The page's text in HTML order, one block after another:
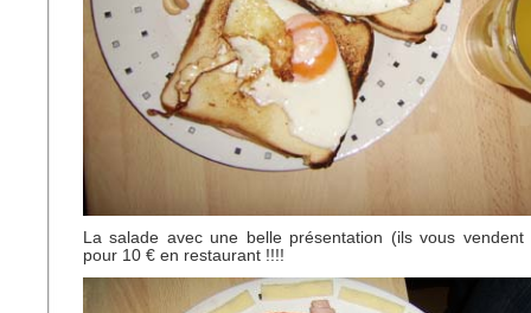
La salade avec une belle présentation (ils vous vendent
pour 10 € en restaurant !!!!